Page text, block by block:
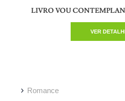
LIVRO VOU
VER
Romance